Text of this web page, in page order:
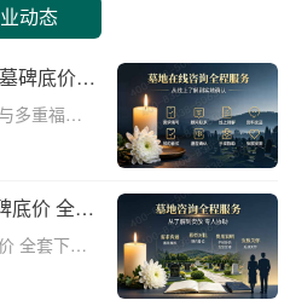
动态
碑底价
多重福利
838-
俭的生态
先的
底价 全套
全套下葬
电话:400-